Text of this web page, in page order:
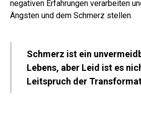
negativen Erfahrungen verarbeiten
Ängsten und dem Schmerz stellen.
Schmerz ist ein
Lebens, aber Leid ist es
Leitspruch der